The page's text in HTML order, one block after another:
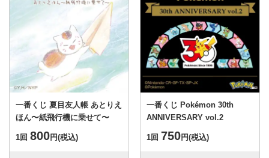
一番くじ 夏目友人帳 あとりえ
ほん〜紙飛行機に乗せて〜
1回 800円(税込)
一番くじ Pokémon 30th
ANNIVERSARY vol.2
1回 750円(税込)